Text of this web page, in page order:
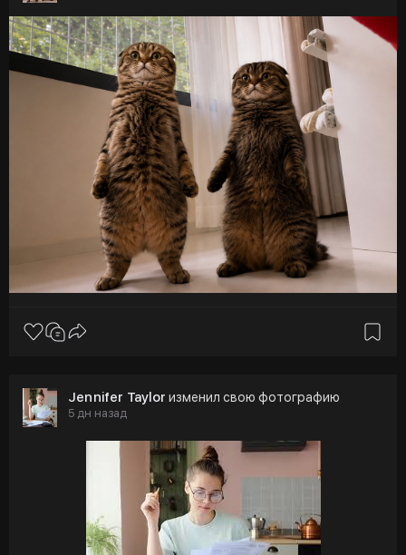
Jennifer Taylor изменил свою фотографию
5 дн назад